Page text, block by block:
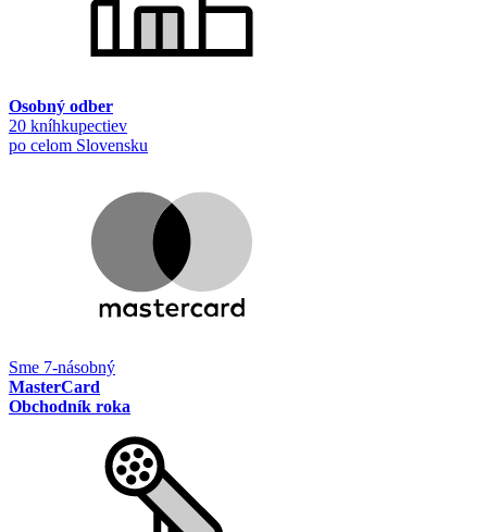
Osobný odber
20 kníhkupectiev
po celom Slovensku
Sme 7-násobný
MasterCard
Obchodník roka